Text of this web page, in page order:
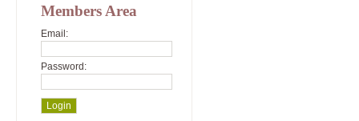
Members Area
Email:
Password: